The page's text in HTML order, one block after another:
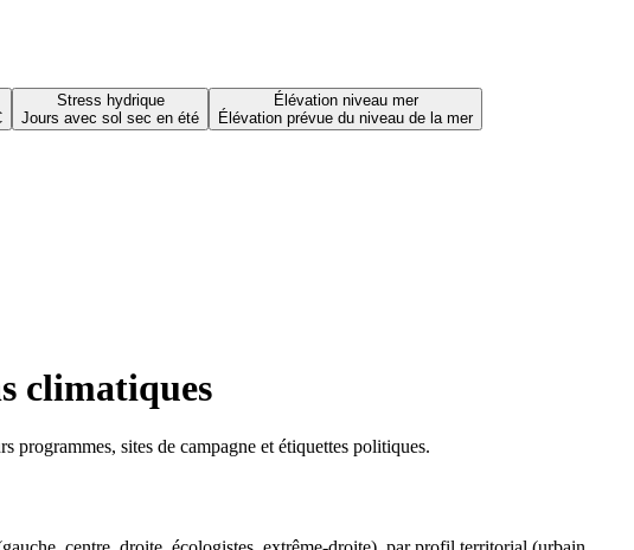
Stress hydrique
Jours avec sol sec en été
Élévation niveau mer
Élévation prévue du niveau de la mer
climatiques
programmes, sites de campagne et étiquettes politiques.